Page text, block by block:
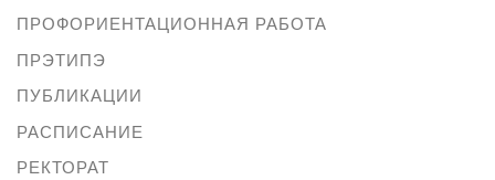
ПРОФОРИЕНТАЦИОННАЯ РАБОТА
ПРЭТИПЭ
ПУБЛИКАЦИИ
РАСПИСАНИЕ
РЕКТОРАТ